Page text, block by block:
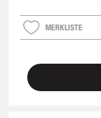
MERKLISTE